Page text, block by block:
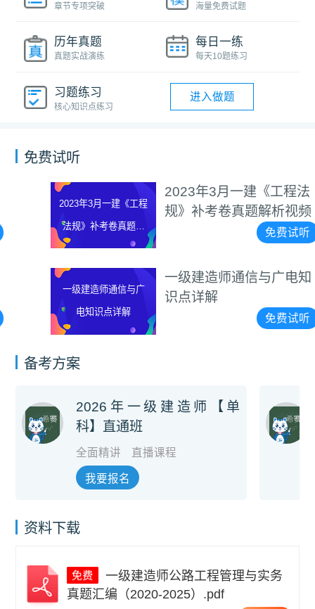
章节专项突破 海量免费试题
历年真题
真题实战演练
每日一练
每天10题练习
习题练习
核心知识点练习
进入做题
免费试听
2023年3月一建《工程
法规》补考卷真题解
析视频
2023年3月一建《工程法
规》补考卷真题解析视频
免费试听
一级建造师通信与广
电知识点详解
一级建造师通信与广电知
识点详解
免费试听
备考方案
2026年一级建造师【单
科】直通班
全面精讲 直播课程
我要报名
资料下载
一级建造师公路工程管理与实务
真题汇编（2020-2025）.pdf